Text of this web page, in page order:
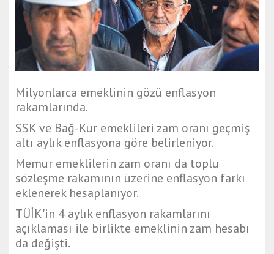
Milyonlarca emeklinin gözü enflasyon
rakamlarında.
SSK ve Bağ-Kur emeklileri zam oranı geçmiş
altı aylık enflasyona göre belirleniyor.
Memur emeklilerin zam oranı da toplu
sözleşme rakamının üzerine enflasyon farkı
eklenerek hesaplanıyor.
TÜİK'in 4 aylık enflasyon rakamlarını
açıklaması ile birlikte emeklinin zam hesabı
da değişti.